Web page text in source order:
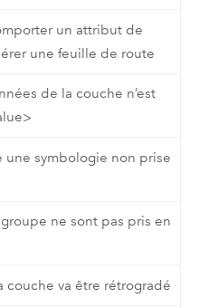
un attribut de
une feuille de route
de la couche n’est
symbologie non prise
ne sont pas pris en
couche va être rétrogradé